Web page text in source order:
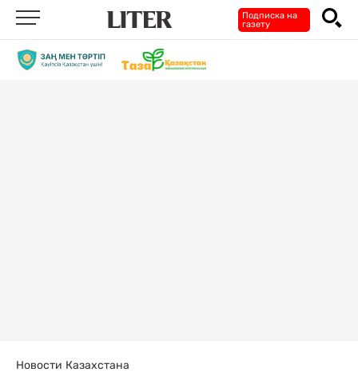
Подписка на
газету
Новости Казахстана